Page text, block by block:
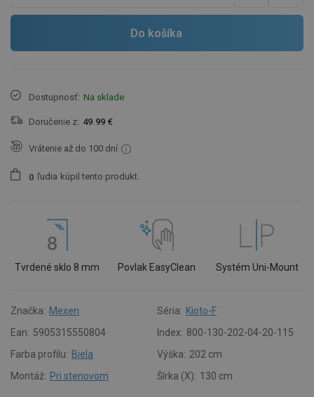
Do košíka
Dostupnosť: Na sklade
Doručenie z: 49.99 €
Vrátenie až do 100 dní
0 ľudia kúpil tento produkt.
Tvrdené sklo 8 mm Povlak EasyClean Systém Uni-Mount
Značka: Mexen Séria: Kioto-F
Ean: 5905315550804 Index: 800-130-202-04-20-115
Farba profilu: Biela Výška: 202 cm
Montáž: Pri stenovom Šírka (X): 130 cm